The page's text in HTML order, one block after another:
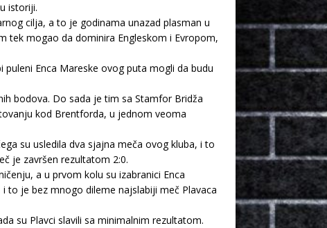
istoriji.
cilja, a to je godinama unazad plasman u
tek mogao da dominira Engleskom i Evropom,
Enca Mareske ovog puta mogli da budu
bodova. Do sada je tim sa Stamfor Bridža
kod Brentforda, u jednom veoma
su usledila dva sjajna meča ovog kluba, i to
je završen rezultatom 2:0.
a u prvom kolu su izabranici Enca
to je bez mnogo dileme najslabiji meč Plavaca
su Plavci slavili sa minimalnim rezultatom.